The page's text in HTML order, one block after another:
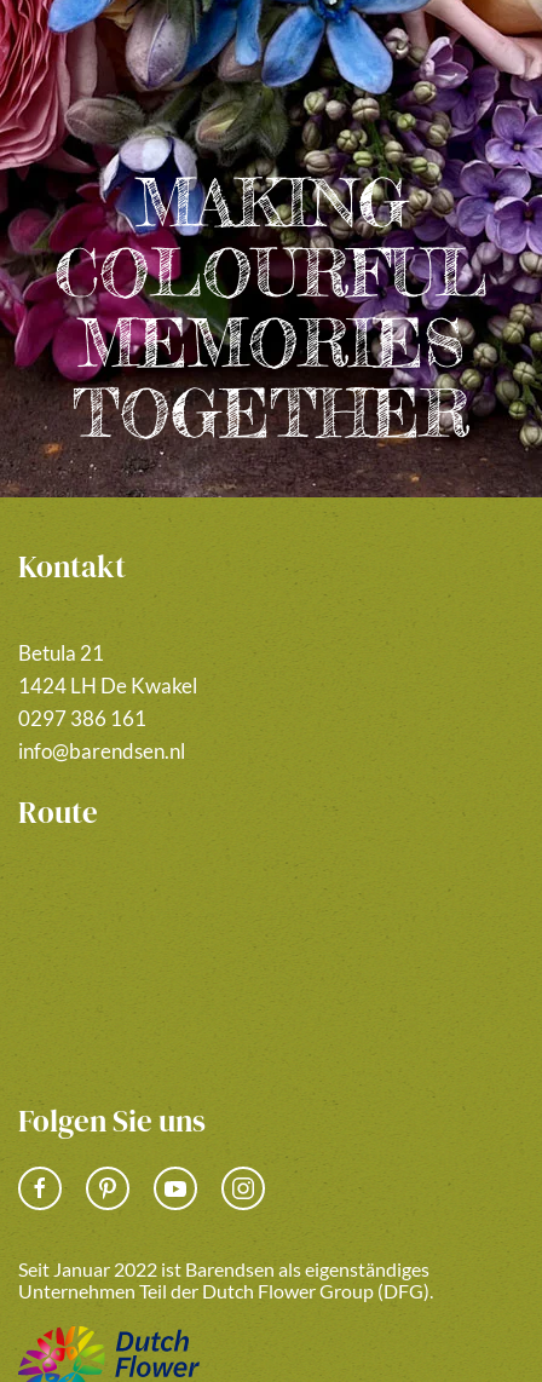
MAKING
COLOURFUL
MEMORIES
TOGETHER
Kontakt
Betula 21
1424 LH De Kwakel
0297 386 161
info@barendsen.nl
Route
Folgen Sie uns
Seit Januar 2022 ist Barendsen als eigenständiges
Unternehmen Teil der Dutch Flower Group (DFG).